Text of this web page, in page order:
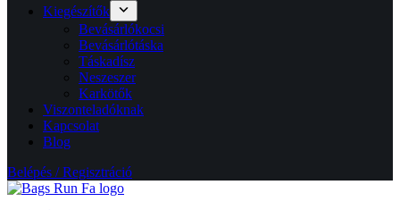
Kiegészítők
Bevásárlókocsi
Bevásárlótáska
Táskadísz
Neszeszer
Karkötők
Viszonteladóknak
Kapcsolat
Blog
Belépés / Regisztráció